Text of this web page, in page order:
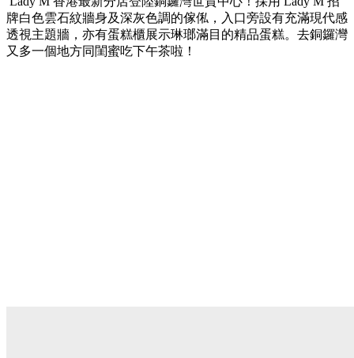
牌白色雲石紋牆身及深灰色調的傢俬，入口旁設有充滿現代感
透視主題牆，亦有蛋糕櫃展示琳瑯滿目的精品蛋糕。去銅鑼灣
又多一個地方同閨蜜吃下午茶啦！